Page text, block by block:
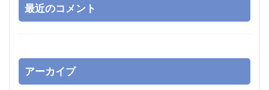
最近のコメント
アーカイブ